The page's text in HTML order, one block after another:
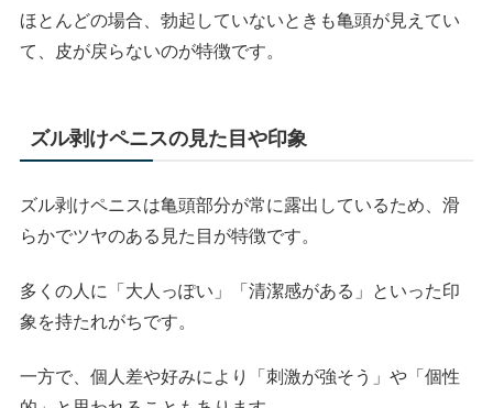
ほとんどの場合、勃起していないときも亀頭が見えてい
て、皮が戻らないのが特徴です。
ズル剥けペニスの見た目や印象
ズル剥けペニスは亀頭部分が常に露出しているため、滑
らかでツヤのある見た目が特徴です。
多くの人に「大人っぽい」「清潔感がある」といった印
象を持たれがちです。
一方で、個人差や好みにより「刺激が強そう」や「個性